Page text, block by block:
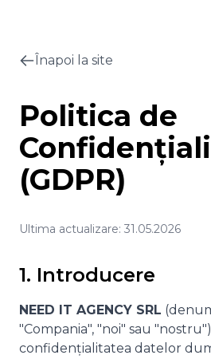
Înapoi la site
Politica de
(GDPR)
Ultima actualizare: 31.05.2026
1. Introducere
NEED IT AGENCY SRL
"Compania", "noi" sau
confidențialitatea datelor